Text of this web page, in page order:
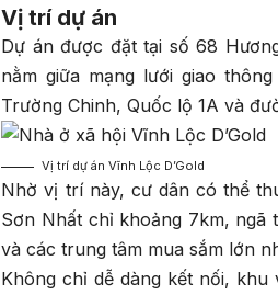
Vị trí dự án
Dự án được đặt tại số 68
nằm giữa mạng lưới giao
Trường Chinh, Quốc lộ 1A và
Vị trí dự án Vĩnh Lộc D’Gold
Nhờ vị trí này, cư dân có thể
Sơn Nhất chỉ khoảng 7km, ngã
và các trung tâm mua sắm lớn
Không chỉ dễ dàng kết nối,